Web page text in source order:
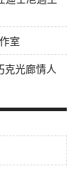
室
克光廊情人